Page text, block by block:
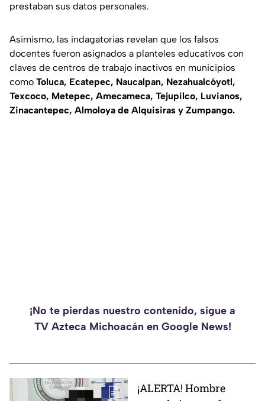
prestaban sus datos personales.
Asimismo, las indagatorias revelan que los falsos
docentes fueron asignados a planteles educativos con
claves de centros de trabajo inactivos en municipios
como Toluca, Ecatepec, Naucalpan, Nezahualcóyotl,
Texcoco, Metepec, Amecameca, Tejupilco, Luvianos,
Zinacantepec, Almoloya de Alquisiras y Zumpango.
¡No te pierdas nuestro contenido, sigue a
TV Azteca Michoacán en Google News!
¡ALERTA! Hombre